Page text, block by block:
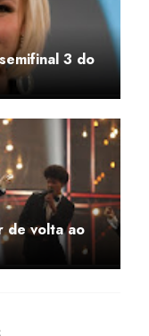
3 do
de volta ao